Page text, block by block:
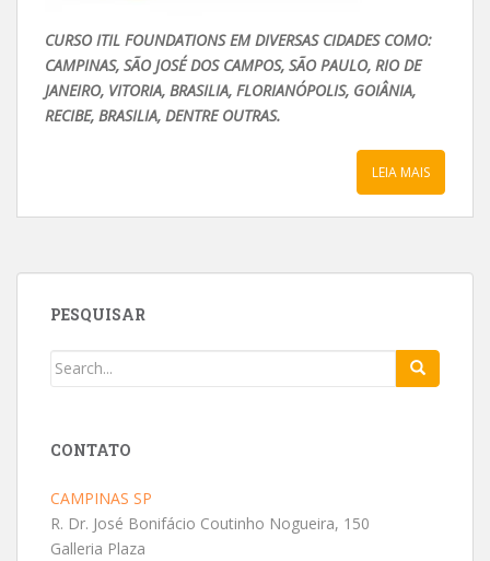
CURSO ITIL FOUNDATIONS EM DIVERSAS CIDADES COMO:
CAMPINAS, SÃO JOSÉ DOS CAMPOS, SÃO PAULO, RIO DE
JANEIRO, VITORIA, BRASILIA, FLORIANÓPOLIS, GOIÂNIA,
RECIBE, BRASILIA, DENTRE OUTRAS.
LEIA MAIS
PESQUISAR
CONTATO
CAMPINAS SP
R. Dr. José Bonifácio Coutinho Nogueira, 150
Galleria Plaza